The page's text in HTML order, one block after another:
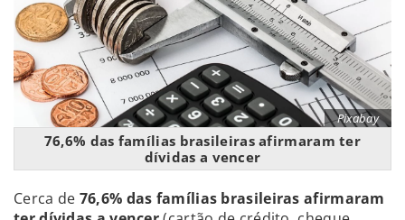
Pixabay
76,6% das famílias brasileiras afirmaram ter
dívidas a vencer
Cerca de 76,6% das famílias brasileiras afirmaram